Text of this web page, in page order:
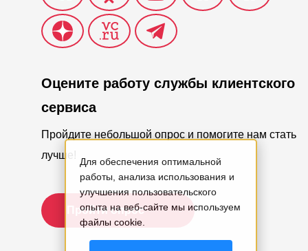
Оцените работу службы клиентского
сервиса
Пройдите небольшой опрос и помогите нам стать
лучше!
Пройти опрос
Для обеспечения оптимальной
работы, анализа использования и
улучшения пользовательского
опыта на веб-сайте мы используем
файлы cookie.